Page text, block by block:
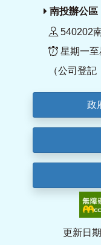
南投辦公區
540202
星期一
（公司登
政
更新日